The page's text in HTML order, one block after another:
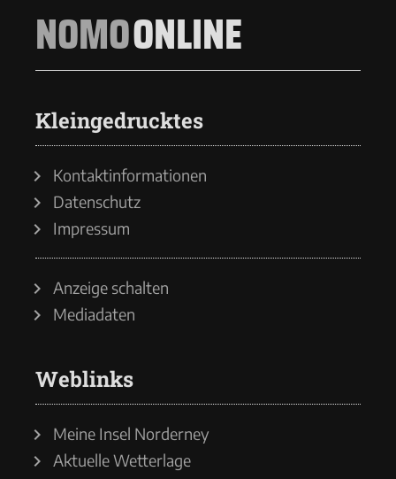
NOMOONLINE
Kleingedrucktes
Kontaktinformationen
Datenschutz
Impressum
Anzeige schalten
Mediadaten
Weblinks
Meine Insel Norderney
Aktuelle Wetterlage